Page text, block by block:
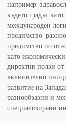
например:
където градът
международен
предимство;
предимство по
като
директни ползи от
включително
развитие на
разнообразни и
специализирани